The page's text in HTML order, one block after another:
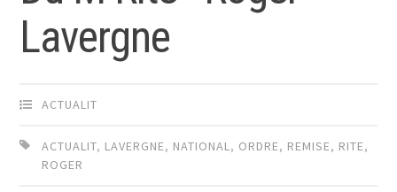
Lavergne
ACTUALIT
ACTUALIT, LAVERGNE, NATIONAL, ORDRE, REMISE, RITE,
ROGER